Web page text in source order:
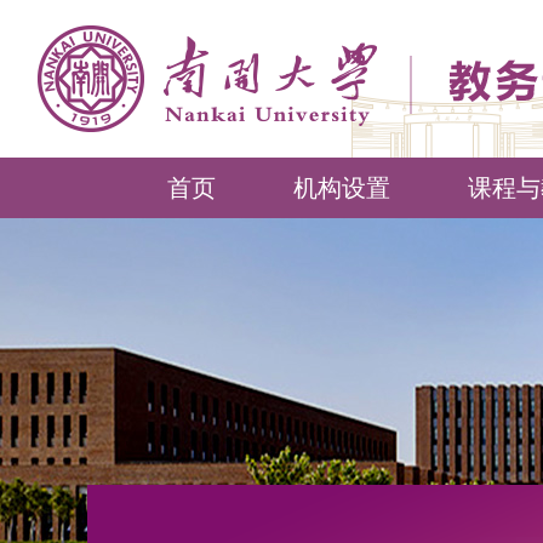
首页 机构设置 课程